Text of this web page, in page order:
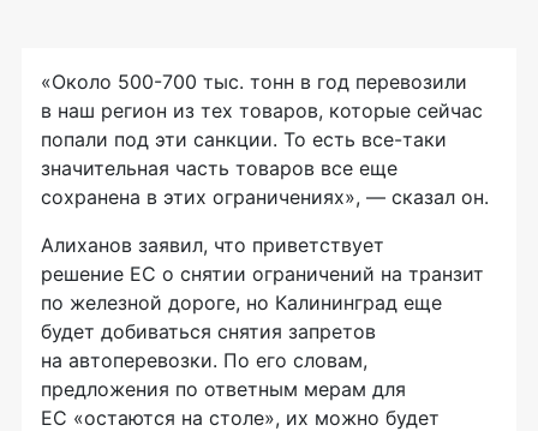
«Около 500-700 тыс. тонн в год перевозили
в наш регион из тех товаров, которые сейчас
попали под эти санкции. То есть все-таки
значительная часть товаров все еще
сохранена в этих ограничениях», — сказал он.
Алиханов заявил, что приветствует
решение ЕС о снятии ограничений на транзит
по железной дороге, но Калининград еще
будет добиваться снятия запретов
на автоперевозки. По его словам,
предложения по ответным мерам для
ЕС «остаются на столе», их можно будет